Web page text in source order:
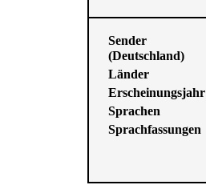
Sender
(Deutschland)
Länder
Erscheinungsjahr
Sprachen
Sprachfassungen